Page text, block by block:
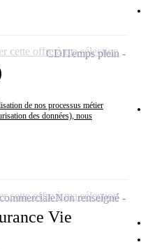
de nos processus métier
des données), nous
CDITemps plein
cette offre à ma sélection
Vie
Non renseigné
cette offre à ma sélection